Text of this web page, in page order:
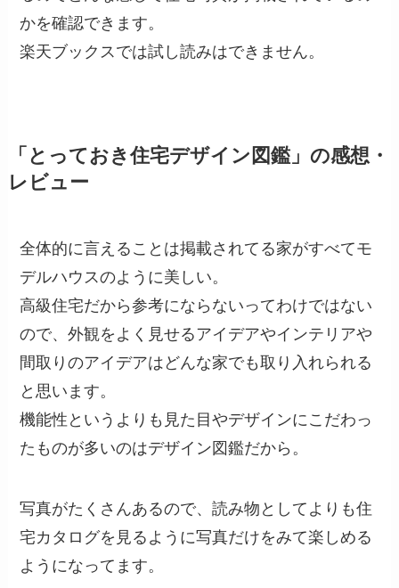
かを確認できます。
楽天ブックスでは試し読みはできません。
「とっておき住宅デザイン図鑑」の感想・
レビュー
全体的に言えることは掲載されてる家がすべてモ
デルハウスのように美しい。
高級住宅だから参考にならないってわけではない
ので、外観をよく見せるアイデアやインテリアや
間取りのアイデアはどんな家でも取り入れられる
と思います。
機能性というよりも見た目やデザインにこだわっ
たものが多いのはデザイン図鑑だから。
写真がたくさんあるので、読み物としてよりも住
宅カタログを見るように写真だけをみて楽しめる
ようになってます。